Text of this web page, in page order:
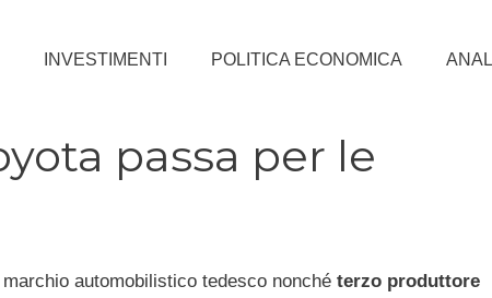
INVESTIMENTI POLITICA ECONOMICA
passa per le
automobilistico tedesco nonché terzo produttore